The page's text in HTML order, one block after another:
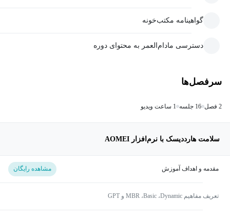
گواهینامه مکتب‌خونه
دسترسی مادام‌العمر به محتوای دوره
سرفصل‌ها
2 فصل 16 جلسه 1 ساعت ویدیو
سلامت هارددیسک با نرم‌افزار AOMEI
مقدمه و اهداف آموزش مشاهده رایگان
تعریف مفاهیم MBR ،Basic ،Dynamic و GPT